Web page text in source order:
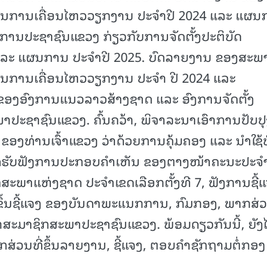
ານເຄື່ອນໄຫວວຽກງານ ປະຈຳປີ 2024 ແລະ ແຜນ
ານປະຊາຊົນແຂວງ ກ່ຽວກັບການຈັດຕັ້ງປະຕິບັດ
ແຜນການ ປະຈໍາປີ 2025. ບົດລາຍງານ ຂອງສະພ
ານເຄື່ອນໄຫວວຽກງານ ປະຈຳ ປີ 2024 ແລະ
ງອົງການແນວລາວສ້າງຊາດ ແລະ ອົງການຈັດຕັ້ງ
ະຊາຊົນແຂວງ. ຄົ້ນຄວ້າ, ພິຈາລະນາເອົາການປັບ
ງທ່ານເຈົ້າແຂວງ ວ່າດ້ວຍການຄຸ້ມຄອງ ແລະ ນໍາໃ
ບຟັງການປະກອບຄໍາເຫັນ ຂອງຕາງໜ້າຄະນະປະຈໍ
ພາແຫ່ງຊາດ ປະຈໍາເຂດເລືອກຕັ້ງທີ 7, ຟັງການຊີ້
ນຊີ້ແຈງ ຂອງບັນດາພະແນກການ, ກົມກອງ, ພາກສ່
ມາຊິກສະພາປະຊາຊົນແຂວງ. ພ້ອມດຽວກັນນີ້, ຍັງ
ວນທີ່ຂຶ້ນລາຍງານ, ຊີ້ແຈງ, ຕອບຄໍາຊັກຖາມຕໍ່ກອງ